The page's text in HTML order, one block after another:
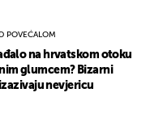
POVEĆALOM
na hrvatskom otoku
glumcem? Bizarni
nevjericu